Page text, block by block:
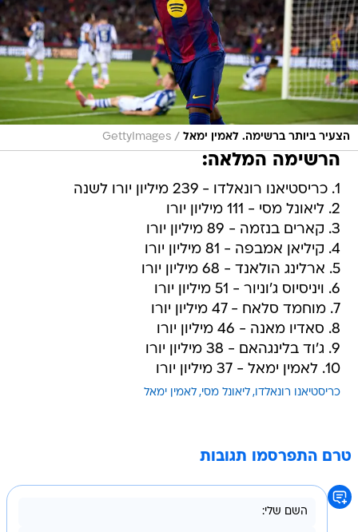
הצעיר ביותר ברשימה. לאמין ימאל /
GettyImages
הרשימה המלאה:
1. כריסטיאנו רונאלדו - 239 מיליון יורו לשנה
2. ליאונל מסי - 111 מיליון יורו
3. קארים בנזמה - 89 מיליון יורו
4. קיליאן אמבפה - 81 מיליון יורו
5. ארלינג הולאנד - 68 מיליון יורו
6. ויניסיוס ג'וניור - 51 מיליון יורו
7. מוחמד סלאח - 47 מיליון יורו
8. סאדיו מאנה - 46 מיליון יורו
9. ג'וד בלינגהאם - 38 מיליון יורו
10. לאמין ימאל - 37 מיליון יורו
כריסטיאנו רונאלדו ליאונל מסי לאמין ימאל
טרם התפרסמו תגובות